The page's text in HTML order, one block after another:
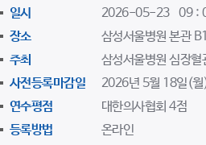
일시
2026-05-23 09
장소
삼성서울병원 본관
주최
삼성서울병원 심장혈
사전등록마감일
2026년 5월 18일(월
연수평점
대한의사협회 4점
등록방법
온라인